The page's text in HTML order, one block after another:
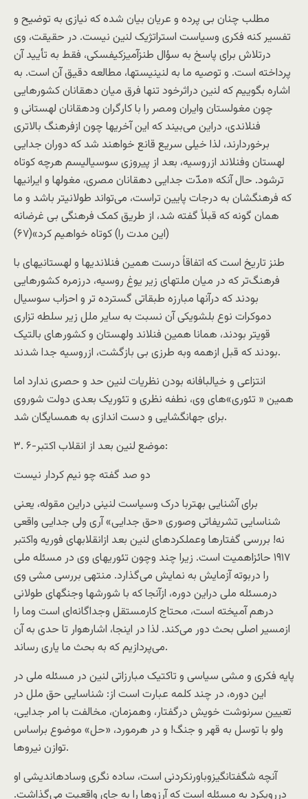
مطلب چنان بی پرده و عريان بيان شده که نيازی به توضيح و
تفسير کنه فکری وسياست استراتژيک لنين نيست. در حقيقت، وی
درتلاش برای پاسخ به سؤال طنزآميزکيفسکی، فقط به تأييد آن
پرداخته است. و توصيه ما به لنينيستها، مطالعه دقيق آن است. به
اشاره بگوييم که لنين دراثرخود تنها فرق ميان دهقانان کشورهايی
چون مغولستان وايران ومصر را با کارگران ودهقانان لهستانی و
فنلاندی، دراين می‌بيند که اين آخریها چون ازفرهنگ بالاتری
برخوردارند، لذا خيلی سريع قانع خواهند شد که دوران جدايی
لهستان وفنلاند ازروسيه، بعد از پيروزی سوسياليسم هرچه کوتاه
ترشود. حال آنکه «مدّت جدايی دهقانان مصری، مغولها و ايرانیها
که فرهنگشان به درجات پايين تراست، می‌تواند طولانیتر باشد و ما
همان گونه که قبلاً گفته شد، از طريق کمک فرهنگی بی غرضانه
(اين مدت را) کوتاه خواهيم کرد»(۶۷)
طنز تاريخ است که اتفاقاً درست همين فنلاندیها و لهستانیهای با
فرهنگ‌تر که در ميان ملتهای زير يوغ روسيه، درزمره کشورهايی
بودند که درآنها مبارزه طبقاتی گسترده تر و احزاب سوسيال
دموکرات نوع بلشويکی آن نسبت به ساير ملل زير سلطه تزاری
قویتر بودند، همانا همين فنلاند ولهستان و کشور‌های بالتيک
بودند که قبل ازهمه وبه طرزی بی بازگشت، ازروسيه جدا شدند.
انتزاعی و خيالبافانه بودن نظريات لنين حد و حصری ندارد اما
همین « تئوری»‌های وی، نطفه نظری و تئوريک بعدی دولت شوروی
برای جهانگشايی و دست اندازی به همسايگان شد.
۳. ۶-موضع لنين بعد از انقلاب اکتبر:
دو صد گفته چو نيم کردار نيست
برای آشنايی بهتربا درک وسياست لنينی دراین مقوله، یعنی
شناسايی تشريفاتی وصوری «حق جدايی» آری ولی جدايی واقعی
نه! بررسی گفتارها وعملکردهای لنين بعد ازانقلابهای فوريه واکتبر
۱۹۱۷ حائزاهميت است. زيرا چند وچون تئوریهای وی در مسئله ملی
را دربوته آزمايش به نمایش می‌گذارد. منتهی بررسی مشی وی
درمسئله ملی دراين دوره، ازآنجا که با شورشها وجنگهای طولانی
درهم آميخته است، محتاج کارمستقل وجداگانه‌ای است وما را
ازمسير اصلی بحث دور می‌کند. لذا در اينجا، اشارهوار تا حدی به آن
می‌پردازيم که به بحث ما ياری رساند.
پايه فکری و مشی سياسی و تاکتيک مبارزاتی لنين در مسئله ملی در
اين دوره، در چند کلمه عبارت است از: شناسايی حق ملل در
تعيين سرنوشت خويش درگفتار، وهمزمان، مخالفت با امر جدايی،
ولو با توسل به قهر و جنگ! و در هرمورد، «حل» موضوع براساس
توازن نيروها.
آنچه شگفتانگيزوباورنکردنی است، ساده نگری وسادهاندیشی او
دررویکرد به مسئله است که آرزوها را به جای واقعيت می‌گذاشت.